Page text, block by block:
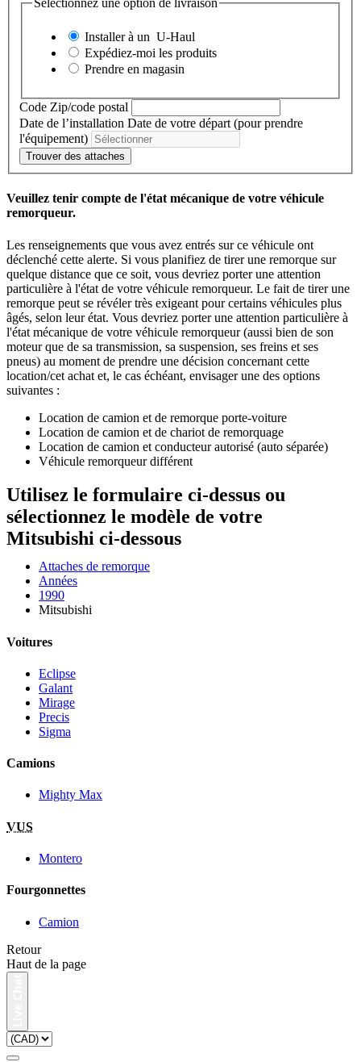
Sélectionnez une option de livraison
Installer à un U-Haul
Expédiez-moi les produits
Prendre en magasin
Code Zip/code postal
Date de l’installation Date de votre départ (pour prendre
l'équipement)
Trouver des attaches
Veuillez tenir compte de l'état mécanique de votre véhicule
remorqueur.
Les renseignements que vous avez entrés sur ce véhicule ont
déclenché cette alerte. Si vous planifiez de tirer une remorque sur
quelque distance que ce soit, vous devriez porter une attention
particulière à l'état de votre véhicule remorqueur. Le fait de tirer une
remorque peut se révéler très exigeant pour certains véhicules plus
âgés, selon leur état. Vous devriez porter une attention particulière à
l'état mécanique de votre véhicule remorqueur (aussi bien de son
moteur que de sa transmission, sa suspension, ses freins et ses
pneus) au moment de prendre une décision concernant cette
location/cet achat et, le cas échéant, envisager une des options
suivantes :
Location de camion et de remorque porte-voiture
Location de camion et de chariot de remorquage
Location de camion et conducteur autorisé (auto séparée)
Véhicule remorqueur différent
Utilisez le formulaire ci-dessus ou
sélectionnez le modèle de votre
Mitsubishi ci-dessous
Attaches de remorque
Années
1990
Mitsubishi
Voitures
Eclipse
Galant
Mirage
Precis
Sigma
Camions
Mighty Max
VUS
Montero
Fourgonnettes
Camion
Retour
Haut de la page